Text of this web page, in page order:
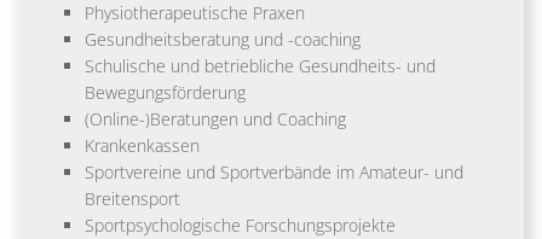
Physiotherapeutische Praxen
Gesundheitsberatung und -coaching
Schulische und betriebliche Gesundheits- und
Bewegungsförderung
(Online-)Beratungen und Coaching
Krankenkassen
Sportvereine und Sportverbände im Amateur- und
Breitensport
Sportpsychologische Forschungsprojekte